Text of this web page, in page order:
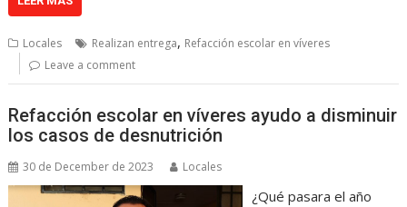
Locales Realizan entrega, Refacción escolar en víveres
Leave a comment
Refacción escolar en víveres ayudo a disminuir
los casos de desnutrición
30 de December de 2023 Locales
¿Qué pasara el año